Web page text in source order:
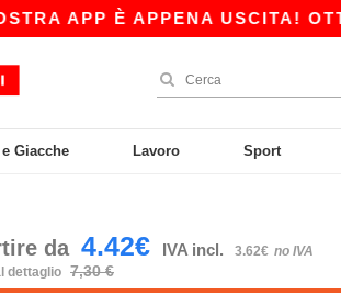
APP È APPENA USCITA!
Giacche Lavoro Sport
da 4.42€ IVA incl. 3.62€ no IVA
dettaglio 7,30 €